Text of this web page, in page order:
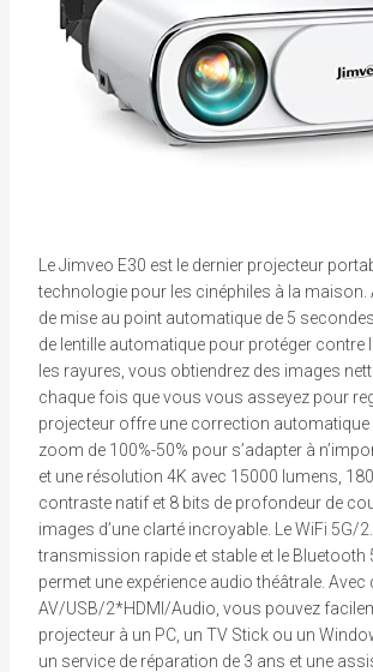
Le Jimveo E30 est le dernier projecteur
technologie pour les cinéphiles à la maison.
de mise au point automatique de 5
de lentille automatique pour protéger contre
les rayures, vous obtiendrez des images
chaque fois que vous vous asseyez pour
projecteur offre une correction automatique
zoom de 100%-50% pour s’adapter à
et une résolution 4K avec 15000 lumens,
contraste natif et 8 bits de profondeur de
images d’une clarté incroyable. Le WiFi 5G/
transmission rapide et stable et le Bluetooth
permet une expérience audio théâtrale. Avec
AV/USB/2*HDMI/Audio, vous pouvez
projecteur à un PC, un TV Stick ou un
un service de réparation de 3 ans et une